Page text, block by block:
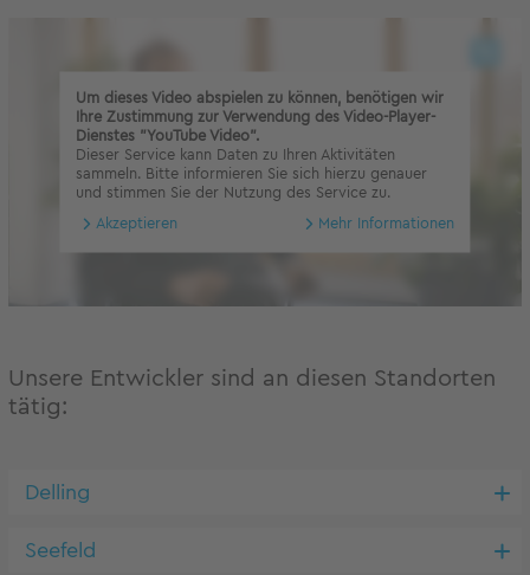
Um dieses Video abspielen zu können, benötigen wir
Ihre Zustimmung zur Verwendung des Video-Player-
Dienstes "YouTube Video".
Dieser Service kann Daten zu Ihren Aktivitäten
sammeln. Bitte informieren Sie sich hierzu genauer
und stimmen Sie der Nutzung des Service zu.
Akzeptieren Mehr Informationen
Unsere Entwickler sind an diesen Standorten
tätig:
Delling
Seefeld